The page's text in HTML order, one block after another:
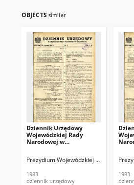
OBJECTS similar
Dziennik Urzędowy
Wojewódzkiej Rady
Narodowej w
Prezydium Wojewódzkiej Rady
1983
dziennik urzędowy
1983